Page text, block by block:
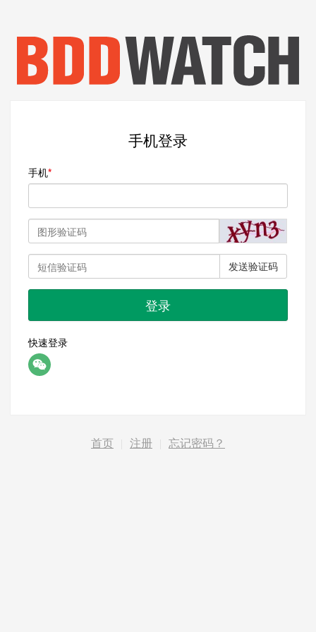
手机登录
手机
发送验证码
登录
快速登录
首页 注册 忘记密码？